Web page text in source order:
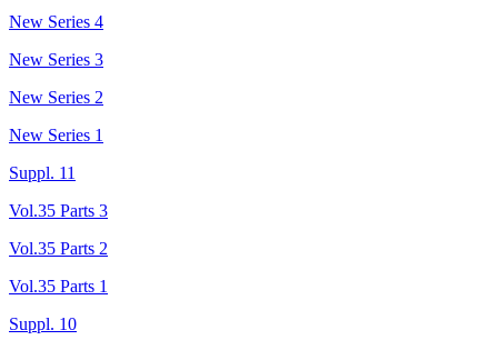
New Series 4
New Series 3
New Series 2
New Series 1
Suppl. 11
Vol.35 Parts 3
Vol.35 Parts 2
Vol.35 Parts 1
Suppl. 10